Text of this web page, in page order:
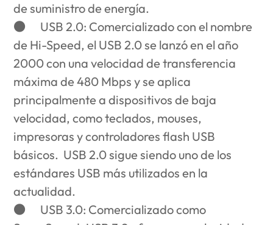
de suministro de energía.
● USB 2.0: Comercializado con el nombre
de Hi-Speed, el USB 2.0 se lanzó en el año
2000 con una velocidad de transferencia
máxima de 480 Mbps y se aplica
principalmente a dispositivos de baja
velocidad, como teclados, mouses,
impresoras y controladores flash USB
básicos. USB 2.0 sigue siendo uno de los
estándares USB más utilizados en la
actualidad.
● USB 3.0: Comercializado como